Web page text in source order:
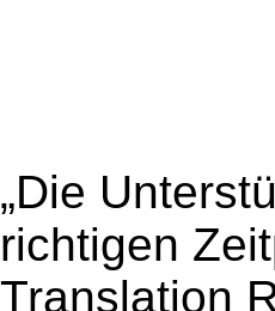
„Die
richtigen
Translation